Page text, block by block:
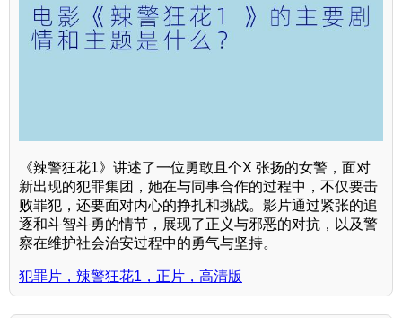
《辣警狂花1》讲述了一位勇敢且个X 张扬的女警，面对
新出现的犯罪集团，她在与同事合作的过程中，不仅要击
败罪犯，还要面对内心的挣扎和挑战。影片通过紧张的追
逐和斗智斗勇的情节，展现了正义与邪恶的对抗，以及警
察在维护社会治安过程中的勇气与坚持。
犯罪片，辣警狂花1，正片，高清版